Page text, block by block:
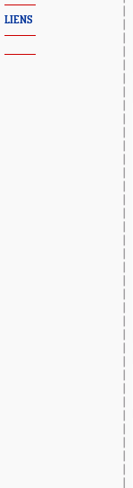
LIENS